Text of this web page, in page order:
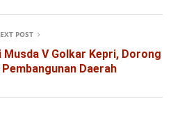
POST
V Golkar Kepri, Dorong
Daerah